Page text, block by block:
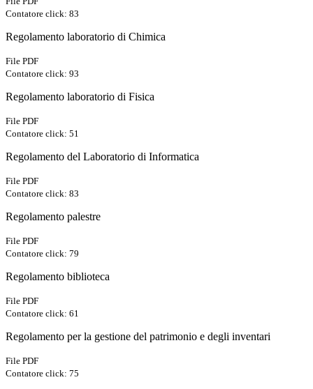
Contatore click: 83
Regolamento laboratorio di Chimica
File PDF
Contatore click: 93
Regolamento laboratorio di Fisica
File PDF
Contatore click: 51
Regolamento del Laboratorio di Informatica
File PDF
Contatore click: 83
Regolamento palestre
File PDF
Contatore click: 79
Regolamento biblioteca
File PDF
Contatore click: 61
Regolamento per la gestione del patrimonio e degli inventari
File PDF
Contatore click: 75